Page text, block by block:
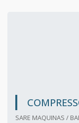
SARE MAQUINAS /